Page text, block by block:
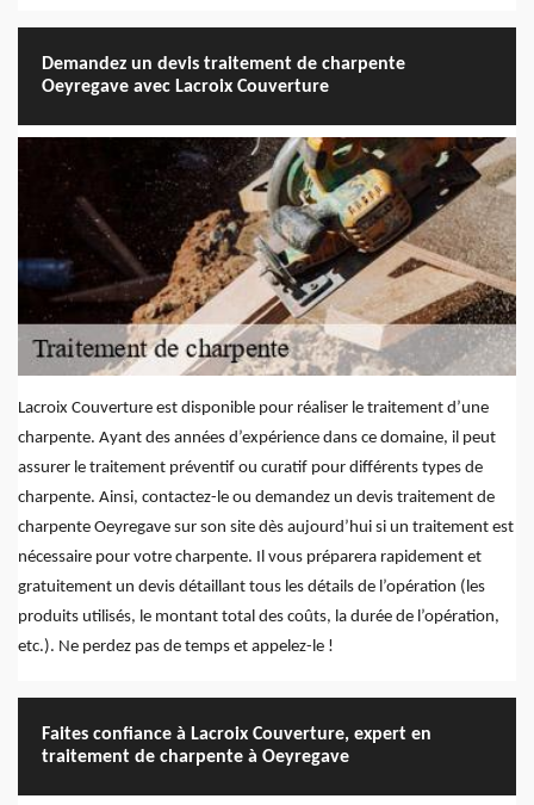
Demandez un devis traitement de charpente
Oeyregave avec Lacroix Couverture
Lacroix Couverture est disponible pour réaliser le traitement d’une
charpente. Ayant des années d’expérience dans ce domaine, il peut
assurer le traitement préventif ou curatif pour différents types de
charpente. Ainsi, contactez-le ou demandez un devis traitement de
charpente Oeyregave sur son site dès aujourd’hui si un traitement est
nécessaire pour votre charpente. Il vous préparera rapidement et
gratuitement un devis détaillant tous les détails de l’opération (les
produits utilisés, le montant total des coûts, la durée de l’opération,
etc.). Ne perdez pas de temps et appelez-le !
Faites confiance à Lacroix Couverture, expert en
traitement de charpente à Oeyregave